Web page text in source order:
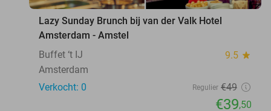
Lazy Sunday Brunch bij van der Valk Hotel
Amsterdam - Amstel
Buffet ‘t IJ
9.5 star
Amsterdam
Verkocht: 0
Regulier €49
€39,50